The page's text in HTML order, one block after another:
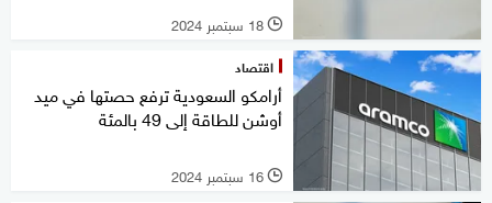
l 18 سبتمبر 2024
اقتصاد
أرامكو السعودية ترفع حصتها في ميد
أوشن للطاقة إلى 49 بالمئة
l 16 سبتمبر 2024